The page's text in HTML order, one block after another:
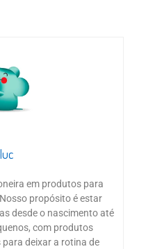
em produtos para
propósito é estar
desde o nascimento até
com produtos
deixar a rotina de